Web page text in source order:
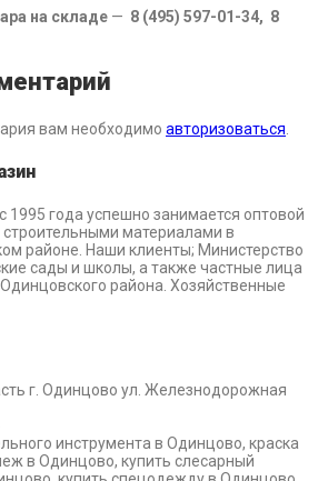
на складе — 8 (495) 597-01-34, 8
вам необходимо авторизоваться
1995 года успешно занимается оптовой
строительными материалами в
районе. Наши клиенты; Министерство
сады и школы, а также частные лица
района. Хозяйственные
г. Одинцово ул. Железнодорожная
инструмента в Одинцово, краска
в Одинцово, купить слесарный